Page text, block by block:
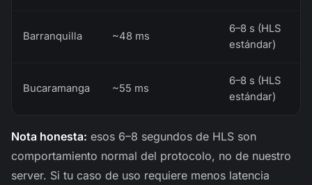
Barranquilla ~48 ms
6–8 s (HLS
estándar)
Bucaramanga ~55 ms
6–8 s (HLS
estándar)
Nota honesta: esos 6–8 segundos de HLS son
comportamiento normal del protocolo, no de nuestro
server. Si tu caso de uso requiere menos latencia